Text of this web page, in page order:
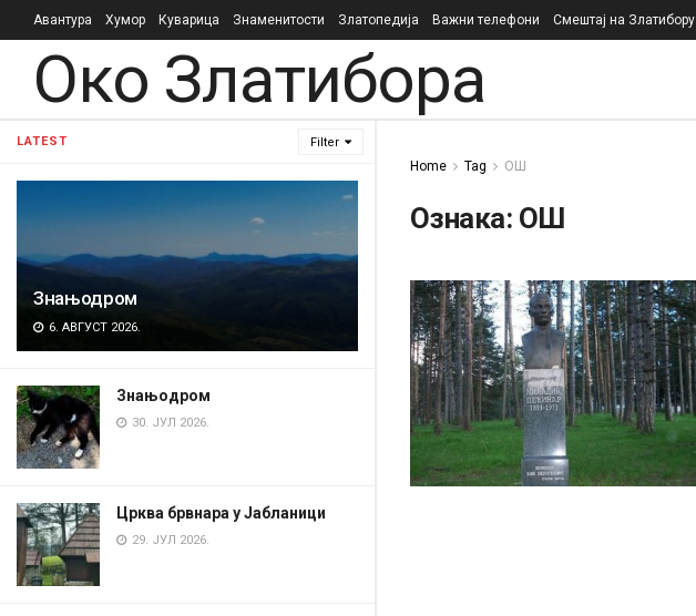
LATEST Filter
Знањодром
6. АВГУСТ 2026.
Знањодром
30. ЈУЛ 2026.
Црква брвнара у Јабланици
29. ЈУЛ 2026.
Авантура Хумор Куварица Знаменитости Златопедија Важни телефони Смештај на Златибору
Око Златибора
Home Tag ОШ
Ознака: ОШ